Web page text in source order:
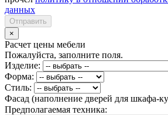
данных
Отправить
×
Расчет цены мебели
Пожалуйста, заполните поля.
Изделие:
Форма:
Стиль:
Фасад (наполнение дверей для шкафа-
Предполагаемая техника: